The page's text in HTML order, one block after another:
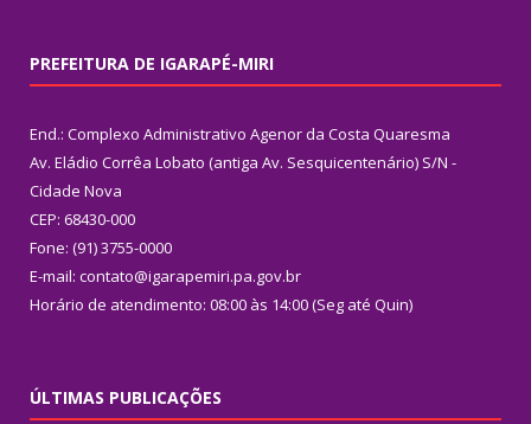
PREFEITURA DE IGARAPÉ-MIRI
End.: Complexo Administrativo Agenor da Costa Quaresma
Av. Eládio Corrêa Lobato (antiga Av. Sesquicentenário) S/N -
Cidade Nova
CEP: 68430-000
Fone: (91) 3755-0000
E-mail: contato@igarapemiri.pa.gov.br
Horário de atendimento: 08:00 às 14:00 (Seg até Quin)
ÚLTIMAS PUBLICAÇÕES